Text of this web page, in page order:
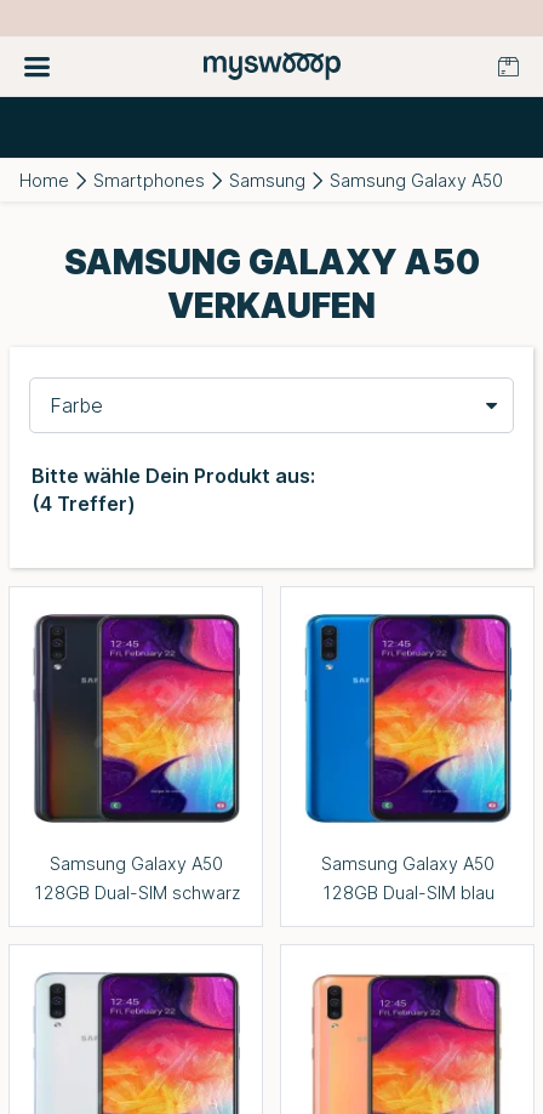
Home Smartphones Samsung Samsung Galaxy A50
SAMSUNG GALAXY A50
VERKAUFEN
Farbe
Bitte wähle Dein Produkt aus:
(4 Treffer)
Samsung Galaxy A50
128GB Dual-SIM schwarz
Samsung Galaxy A50
128GB Dual-SIM blau